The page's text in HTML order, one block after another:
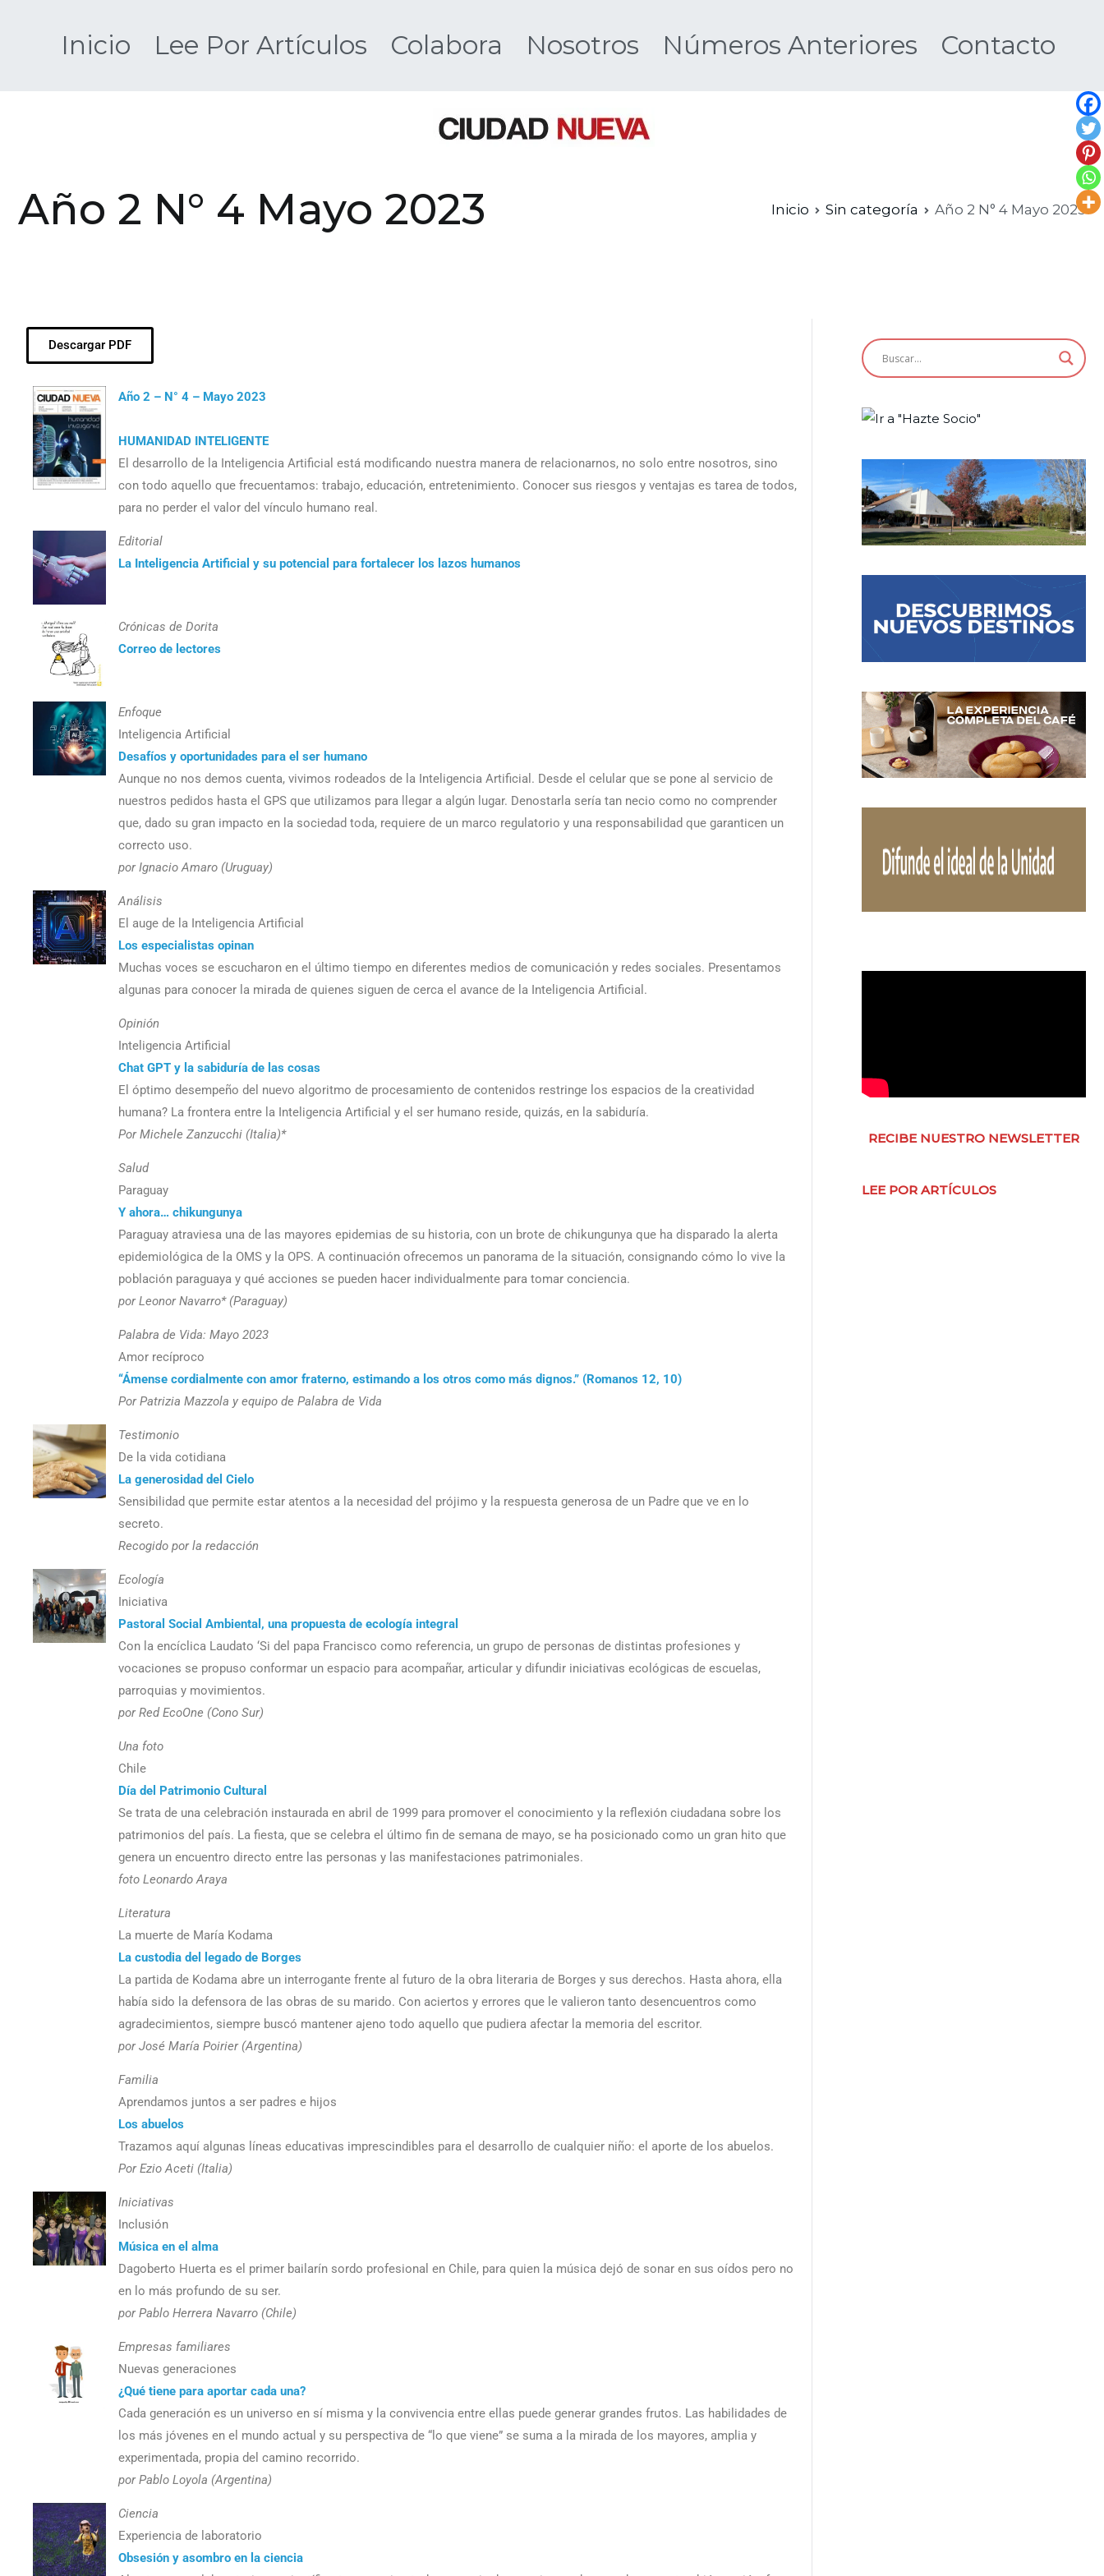
Inicio Lee Por Artículos Colabora Nosotros Números Anteriores Contacto
Año 2 N° 4 Mayo 2023 Inicio Sin categoría Año 2 N° 4 Mayo 2023
Descargar PDF
Año 2 – N° 4 – Mayo 2023
HUMANIDAD INTELIGENTE
El desarrollo de la Inteligencia Artificial está modificando nuestra manera de relacionarnos, no solo entre nosotros, sino
con todo aquello que frecuentamos: trabajo, educación, entretenimiento. Conocer sus riesgos y ventajas es tarea de todos,
para no perder el valor del vínculo humano real.
Editorial
La Inteligencia Artificial y su potencial para fortalecer los lazos humanos
Crónicas de Dorita
Correo de lectores
Enfoque
Inteligencia Artificial
Desafíos y oportunidades para el ser humano
Aunque no nos demos cuenta, vivimos rodeados de la Inteligencia Artificial. Desde el celular que se pone al servicio de
nuestros pedidos hasta el GPS que utilizamos para llegar a algún lugar. Denostarla sería tan necio como no comprender
que, dado su gran impacto en la sociedad toda, requiere de un marco regulatorio y una responsabilidad que garanticen un
correcto uso.
por Ignacio Amaro (Uruguay)
Análisis
El auge de la Inteligencia Artificial
Los especialistas opinan
Muchas voces se escucharon en el último tiempo en diferentes medios de comunicación y redes sociales. Presentamos
algunas para conocer la mirada de quienes siguen de cerca el avance de la Inteligencia Artificial.
Opinión
Inteligencia Artificial
Chat GPT y la sabiduría de las cosas
El óptimo desempeño del nuevo algoritmo de procesamiento de contenidos restringe los espacios de la creatividad
humana? La frontera entre la Inteligencia Artificial y el ser humano reside, quizás, en la sabiduría.
Por Michele Zanzucchi (Italia)*
Salud
Paraguay
Y ahora… chikungunya
Paraguay atraviesa una de las mayores epidemias de su historia, con un brote de chikungunya que ha disparado la alerta
epidemiológica de la OMS y la OPS. A continuación ofrecemos un panorama de la situación, consignando cómo lo vive la
población paraguaya y qué acciones se pueden hacer individualmente para tomar conciencia.
por Leonor Navarro* (Paraguay)
Palabra de Vida: Mayo 2023
Amor recíproco
“Ámense cordialmente con amor fraterno, estimando a los otros como más dignos.” (Romanos 12, 10)
Por Patrizia Mazzola y equipo de Palabra de Vida
Testimonio
De la vida cotidiana
La generosidad del Cielo
Sensibilidad que permite estar atentos a la necesidad del prójimo y la respuesta generosa de un Padre que ve en lo
secreto.
Recogido por la redacción
Ecología
Iniciativa
Pastoral Social Ambiental, una propuesta de ecología integral
Con la encíclica Laudato ‘Si del papa Francisco como referencia, un grupo de personas de distintas profesiones y
vocaciones se propuso conformar un espacio para acompañar, articular y difundir iniciativas ecológicas de escuelas,
parroquias y movimientos.
por Red EcoOne (Cono Sur)
Una foto
Chile
Día del Patrimonio Cultural
Se trata de una celebración instaurada en abril de 1999 para promover el conocimiento y la reflexión ciudadana sobre los
patrimonios del país. La fiesta, que se celebra el último fin de semana de mayo, se ha posicionado como un gran hito que
genera un encuentro directo entre las personas y las manifestaciones patrimoniales.
foto Leonardo Araya
Literatura
La muerte de María Kodama
La custodia del legado de Borges
La partida de Kodama abre un interrogante frente al futuro de la obra literaria de Borges y sus derechos. Hasta ahora, ella
había sido la defensora de las obras de su marido. Con aciertos y errores que le valieron tanto desencuentros como
agradecimientos, siempre buscó mantener ajeno todo aquello que pudiera afectar la memoria del escritor.
por José María Poirier (Argentina)
Familia
Aprendamos juntos a ser padres e hijos
Los abuelos
Trazamos aquí algunas líneas educativas imprescindibles para el desarrollo de cualquier niño: el aporte de los abuelos.
Por Ezio Aceti (Italia)
Iniciativas
Inclusión
Música en el alma
Dagoberto Huerta es el primer bailarín sordo profesional en Chile, para quien la música dejó de sonar en sus oídos pero no
en lo más profundo de su ser.
por Pablo Herrera Navarro (Chile)
Empresas familiares
Nuevas generaciones
¿Qué tiene para aportar cada una?
Cada generación es un universo en sí misma y la convivencia entre ellas puede generar grandes frutos. Las habilidades de
los más jóvenes en el mundo actual y su perspectiva de “lo que viene” se suma a la mirada de los mayores, amplia y
experimentada, propia del camino recorrido.
por Pablo Loyola (Argentina)
Ciencia
Experiencia de laboratorio
Obsesión y asombro en la ciencia
RECIBE NUESTRO NEWSLETTER
LEE POR ARTÍCULOS